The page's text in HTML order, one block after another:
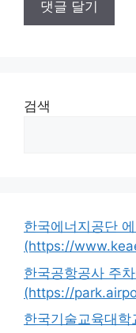
검색
한국에너지공단
(https://
한국공항공사 주
(https://
한국기술교육대